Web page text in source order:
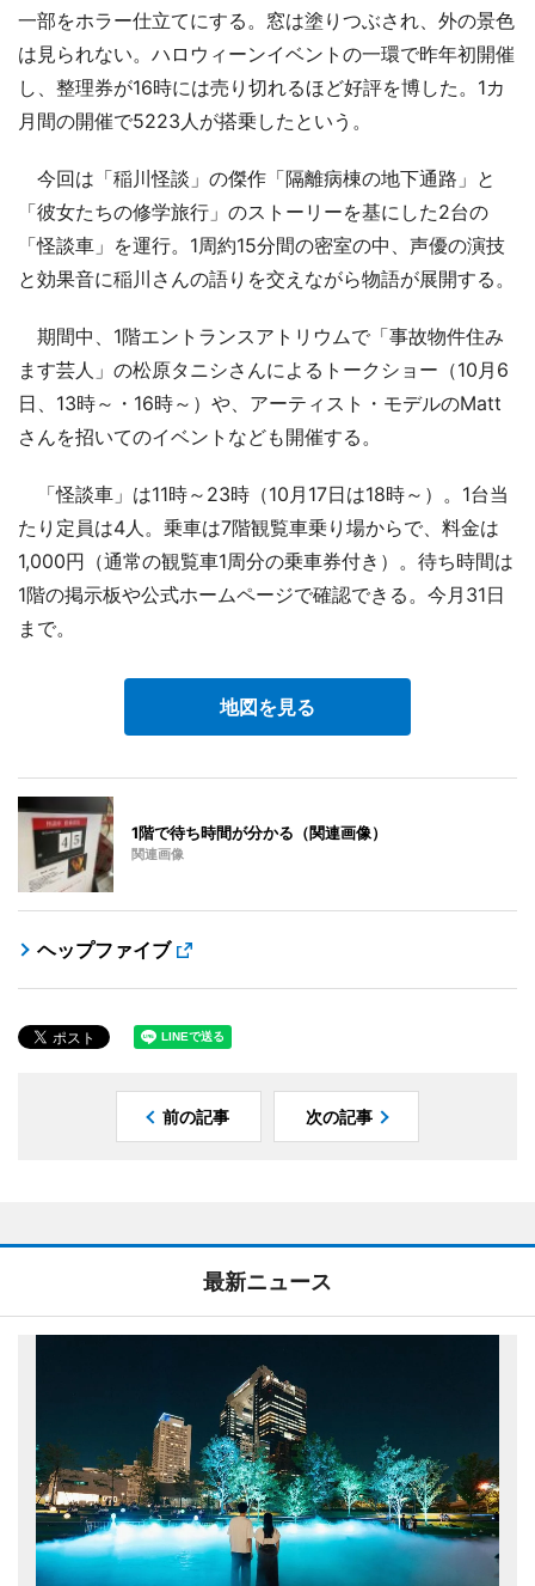
一部をホラー仕立てにする。窓は塗りつぶされ、外の景色
は見られない。ハロウィーンイベントの一環で昨年初開催
し、整理券が16時には売り切れるほど好評を博した。1カ
月間の開催で5223人が搭乗したという。
今回は「稲川怪談」の傑作「隔離病棟の地下通路」と
「彼女たちの修学旅行」のストーリーを基にした2台の
「怪談車」を運行。1周約15分間の密室の中、声優の演技
と効果音に稲川さんの語りを交えながら物語が展開する。
期間中、1階エントランスアトリウムで「事故物件住み
ます芸人」の松原タニシさんによるトークショー（10月6
日、13時～・16時～）や、アーティスト・モデルのMatt
さんを招いてのイベントなども開催する。
「怪談車」は11時～23時（10月17日は18時～）。1台当
たり定員は4人。乗車は7階観覧車乗り場からで、料金は
1,000円（通常の観覧車1周分の乗車券付き）。待ち時間は
1階の掲示板や公式ホームページで確認できる。今月31日
まで。
地図を見る
1階で待ち時間が分かる（関連画像）
関連画像
ヘップファイブ
前の記事 次の記事
最新ニュース